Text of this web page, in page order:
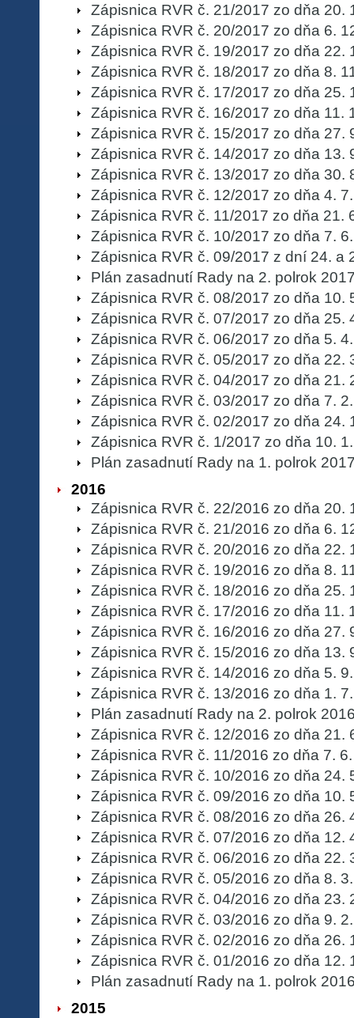
Zápisnica RVR č. 21/2017 zo dňa 20.
Zápisnica RVR č. 20/2017 zo dňa 6.
Zápisnica RVR č. 19/2017 zo dňa 22.
Zápisnica RVR č. 18/2017 zo dňa 8.
Zápisnica RVR č. 17/2017 zo dňa 25.
Zápisnica RVR č. 16/2017 zo dňa 11.
Zápisnica RVR č. 15/2017 zo dňa 27.
Zápisnica RVR č. 14/2017 zo dňa 13.
Zápisnica RVR č. 13/2017 zo dňa 30.
Zápisnica RVR č. 12/2017 zo dňa 4.
Zápisnica RVR č. 11/2017 zo dňa 21.
Zápisnica RVR č. 10/2017 zo dňa 7.
Zápisnica RVR č. 09/2017 z dní 24. a
Plán zasadnutí Rady na 2. polrok
Zápisnica RVR č. 08/2017 zo dňa 10.
Zápisnica RVR č. 07/2017 zo dňa 25.
Zápisnica RVR č. 06/2017 zo dňa 5.
Zápisnica RVR č. 05/2017 zo dňa 22.
Zápisnica RVR č. 04/2017 zo dňa 21.
Zápisnica RVR č. 03/2017 zo dňa 7.
Zápisnica RVR č. 02/2017 zo dňa 24.
Zápisnica RVR č. 1/2017 zo dňa 10.
Plán zasadnutí Rady na 1. polrok
2016
Zápisnica RVR č. 22/2016 zo dňa 20.
Zápisnica RVR č. 21/2016 zo dňa 6.
Zápisnica RVR č. 20/2016 zo dňa 22.
Zápisnica RVR č. 19/2016 zo dňa 8.
Zápisnica RVR č. 18/2016 zo dňa 25.
Zápisnica RVR č. 17/2016 zo dňa 11.
Zápisnica RVR č. 16/2016 zo dňa 27.
Zápisnica RVR č. 15/2016 zo dňa 13.
Zápisnica RVR č. 14/2016 zo dňa 5.
Zápisnica RVR č. 13/2016 zo dňa 1.
Plán zasadnutí Rady na 2. polrok
Zápisnica RVR č. 12/2016 zo dňa 21.
Zápisnica RVR č. 11/2016 zo dňa 7.
Zápisnica RVR č. 10/2016 zo dňa 24.
Zápisnica RVR č. 09/2016 zo dňa 10.
Zápisnica RVR č. 08/2016 zo dňa 26.
Zápisnica RVR č. 07/2016 zo dňa 12.
Zápisnica RVR č. 06/2016 zo dňa 22.
Zápisnica RVR č. 05/2016 zo dňa 8.
Zápisnica RVR č. 04/2016 zo dňa 23.
Zápisnica RVR č. 03/2016 zo dňa 9.
Zápisnica RVR č. 02/2016 zo dňa 26.
Zápisnica RVR č. 01/2016 zo dňa 12.
Plán zasadnutí Rady na 1. polrok
2015